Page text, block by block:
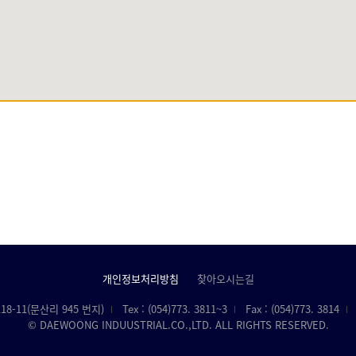
개인정보처리방침
찾아오시는길
11(문산리 945 번지)
Tex : (054)773. 3811~3 Fax : (054)773. 3814
© DAEWOONG INDUUSTRIAL.CO.,LTD. ALL RIGHTS RESERVED.